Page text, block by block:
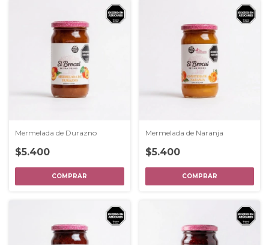
Mermelada de Durazno
$5.400
Mermelada de Naranja
$5.400